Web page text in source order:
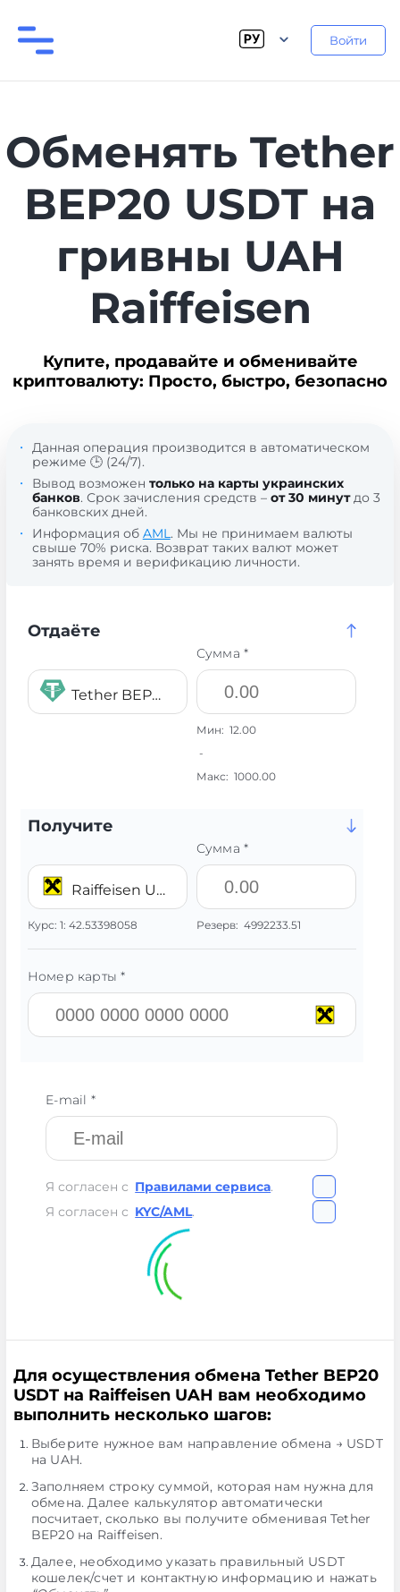
Войти
Обменять Tether
BEP20 USDT на
гривны UAH
Raiffeisen
Купите, продавайте и обменивайте
криптовалюту: Просто, быстро, безопасно
Данная операция производится в автоматическом
режиме 🕒 (24/7).
Вывод возможен только на карты украинских
банков. Срок зачисления средств – от 30 минутдо 3
банковских дней.
Информация об AML. Мы не принимаем валюты
свыше 70% риска. Возврат таких валют может
занять время и верификацию личности.
Отдаёте
Tether BEP20 USDT
Сумма *
Мин: 12.00
-
Макс: 1000.00
Получите
Raiffeisen UAH
Курс: 1: 42.53398058
Сумма *
Резерв: 4992233.51
Номер карты *
E-mail *
Я согласен с Правилами сервиса.
Я согласен с KYC/AML.
Для осуществления обмена Tether BEP20
USDT на Raiffeisen UAH вам необходимо
выполнить несколько шагов:
Выберите нужное вам направление обмена → USDT
на UAH.
Заполняем строку суммой, которая нам нужна для
обмена. Далее калькулятор автоматически
посчитает, сколько вы получите обменивая Tether
BEP20 на Raiffeisen.
Далее, необходимо указать правильный USDT
кошелек/счет и контактную информацию и нажать